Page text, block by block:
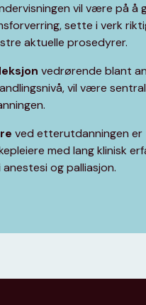
vil være på å
sette i verk
aktuelle prosedyrer.
vedrørende blant
vil være
ved etterutdanningen er
med lang klinisk
anestesi og palliasjon.